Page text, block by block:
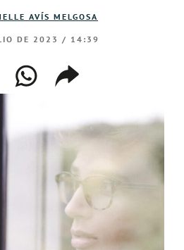
AVÍS MELGOSA
DE 2023 / 14:39
whatsappcompartir
enlace